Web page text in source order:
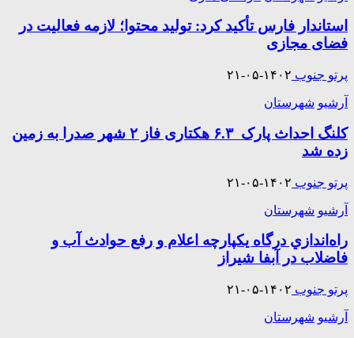
استاندار فارس تأکید کرد: تولید محتوا؛ لازمه فعالیت در
فضای مجازی
پرتو جنوب ۱۴۰۲-۰۵-۲۱
آرشیو شهرستان
کلنگ‌ احداث پارک ۶.۳ هکتاری فاز ۲ شهر صدرا به زمین
زده شد
پرتو جنوب ۱۴۰۲-۰۵-۲۱
آرشیو شهرستان
راه‌اندازي درگاه يكپارچه اعلام و رفع حوادث آب و
فاضلاب در آبفا شیراز
پرتو جنوب ۱۴۰۲-۰۵-۲۱
آرشیو شهرستان